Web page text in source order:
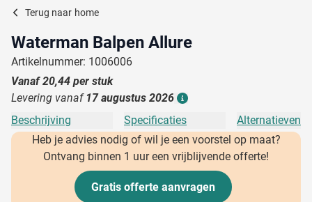
Terug naar home
Waterman Balpen Allure
Artikelnummer: 1006006
Vanaf20,44 per stuk
Levering vanaf 17 augustus 2026
Beschrijving Specificaties
Alternatieven
Heb je advies nodig of wil je een voorstel op maat?
Ontvang binnen 1 uur een vrijblijvende offerte!
Gratis offerte aanvragen